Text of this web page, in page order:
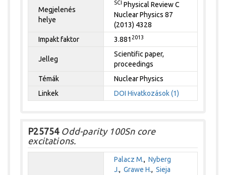
Megjelenés
helye
SCI Physical Review C
Nuclear Physics 87
(2013) 4328
Impakt faktor
3.881 2013
Jelleg
Scientific paper,
proceedings
Témák
Nuclear Physics
Linkek
DOI Hivatkozások (1)
P25754Odd-parity 100Sn core
excitations.
Palacz M.,Nyberg
J.,Grawe H.,Sieja